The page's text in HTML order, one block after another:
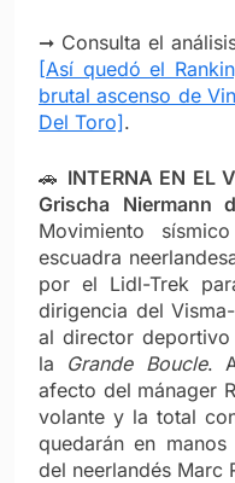
➞ Consulta el
[Así quedó el
brutal ascenso de
Del Toro].
🚗 INTERNA EN EL
Grischa Niermann
Movimiento
escuadra
por el Lidl-Trek
dirigencia del
al director
la Grande Boucle.
afecto del mánager
volante y la total
quedarán en
del neerlandés Marc